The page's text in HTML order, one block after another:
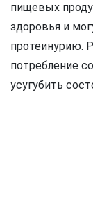
пищевых
здоровья и
протеинурию.
потребление
усугубить